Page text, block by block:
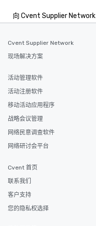
向 Cvent Supplier Network
Cvent Supplier Network
现场解决方案
活动管理软件
活动注册软件
移动活动应用程序
战略会议管理
网络民意调查软件
网络研讨会平台
Cvent 首页
联系我们
客户支持
您的隐私权选择